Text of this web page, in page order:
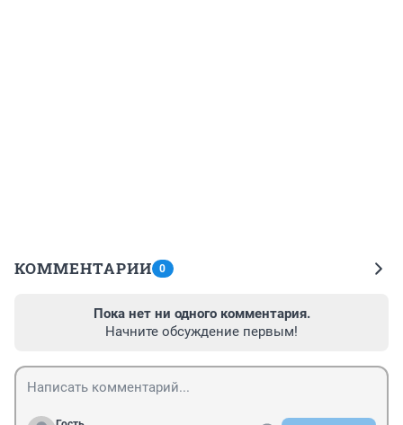
КОММЕНТАРИИ 0
Пока нет ни одного комментария.
Начните обсуждение первым!